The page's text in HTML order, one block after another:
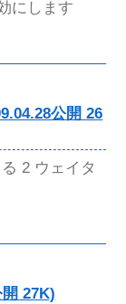
にします
公開 26
2 ウェイタ
27K)